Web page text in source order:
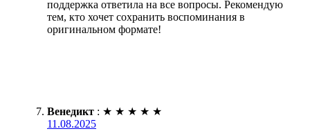
поддержка ответила на все вопросы. Рекомендую
тем, кто хочет сохранить воспоминания в
оригинальном формате!
Венедикт : ★ ★ ★ ★ ★
11.08.2025